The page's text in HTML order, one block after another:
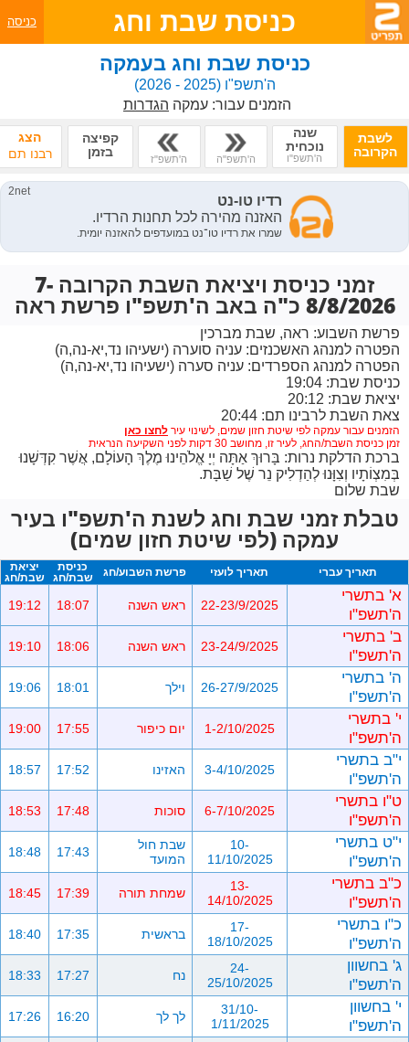
כניסת שבת וחג כניסה
כניסת שבת וחג בעמקה
ה'תשפ"ו(2025 - 2026)
הזמנים עבור: עמקה הגדרות
לשבת
הקרובה
שנה
נוכחית
ה'תשפ"ו ה'תשפ"ה ה'תשפ"ז
קפיצה
בזמן
הצג
רבנו תם
זמני כניסת ויציאת השבת הקרובה 7-
8/8/2026 כ"ה באב ה'תשפ"ו פרשת ראה
פרשת השבוע: ראה, שבת מברכין
הפטרה למנהג האשכנזים: עניה סוערה (ישעיהו נד,יא-נה,ה)
הפטרה למנהג הספרדים: עניה סערה (ישעיהו נד,יא-נה,ה)
כניסת שבת: 19:04
יציאת שבת: 20:12
צאת השבת לרבינו תם: 20:44
הזמנים עבור עמקה לפי שיטת חזון שמים, לשינוי עיר
זמן כניסת השבת/החג, לעיר זו, מחושב 30 דקות לפני השקיעה הנראית
ברכת הדלקת נרות: בָּרוּךְ אַתָּה יְיָ אֱלֹהֵינוּ מֶלֶךְ הָעוֹלָם, אֲשֶׁר קִדְּשָׁנוּ
בְּמִצְוֹתָיו וְצִוָּנוּ לְהַדְלִיק נֵר שֶׁל שַׁבָּת.
שבת שלום
טבלת זמני שבת וחג לשנת ה'תשפ"ו בעיר
עמקה (לפי שיטת חזון שמים)
תאריך עברי תאריך לועזי פרשת השבוע/חג
כניסת
שבת/חג
יציאת
שבת/חג
א' בתשרי
ה'תשפ"ו
22-23/9/2025 ראש השנה 18:07
19:12
ב' בתשרי
ה'תשפ"ו
23-24/9/2025 ראש השנה 18:06
19:10
ה' בתשרי
ה'תשפ"ו
26-27/9/2025 וילך 18:01
19:06
י' בתשרי
ה'תשפ"ו
1-2/10/2025 יום כיפור 17:55
19:00
י"ב בתשרי
ה'תשפ"ו
3-4/10/2025 האזינו 17:52
18:57
ט"ו בתשרי
ה'תשפ"ו
6-7/10/2025 סוכות 17:48
18:53
י"ט בתשרי
ה'תשפ"ו
10-
11/10/2025
שבת חול
המועד
17:43
18:48
כ"ב בתשרי
ה'תשפ"ו
13-
14/10/2025
שמחת תורה 17:39
18:45
כ"ו בתשרי
ה'תשפ"ו
17-
18/10/2025
בראשית 17:35
18:40
ג' בחשוון
ה'תשפ"ו
24-
25/10/2025
נח 17:27
18:33
י' בחשוון
ה'תשפ"ו
31/10-
1/11/2025
לך לך 16:20
17:26